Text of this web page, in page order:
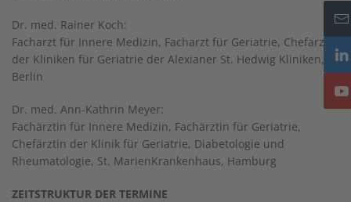
Dr. med. Rainer Koch:
Facharzt für Innere Medizin, Facharzt für Geriatrie, Chefarzt
der Kliniken für Geriatrie der Alexianer St. Hedwig Kliniken,
Berlin
Dr. med. Ann-Kathrin Meyer:
Fachärztin für Innere Medizin, Fachärztin für Geriatrie,
Chefärztin der Klinik für Geriatrie, Diabetologie und
Rheumatologie, St. MarienKrankenhaus, Hamburg
ZEITSTRUKTUR DER TERMINE